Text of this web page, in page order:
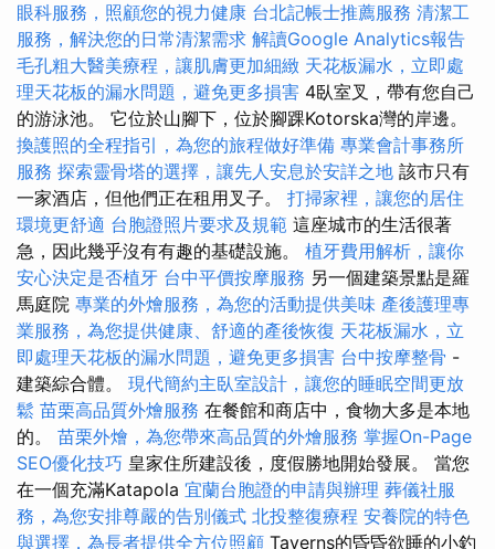
眼科服務，照顧您的視力健康 台北記帳士推薦服務 清潔工
服務，解決您的日常清潔需求 解讀Google Analytics報告
毛孔粗大醫美療程，讓肌膚更加細緻 天花板漏水，立即處
理天花板的漏水問題，避免更多損害 4臥室叉，帶有您自己
的游泳池。 它位於山腳下，位於腳踝Kotorska灣的岸邊。
換護照的全程指引，為您的旅程做好準備 專業會計事務所
服務 探索靈骨塔的選擇，讓先人安息於安詳之地 該市只有
一家酒店，但他們正在租用叉子。 打掃家裡，讓您的居住
環境更舒適 台胞證照片要求及規範 這座城市的生活很著
急，因此幾乎沒有有趣的基礎設施。 植牙費用解析，讓你
安心決定是否植牙 台中平價按摩服務 另一個建築景點是羅
馬庭院 專業的外燴服務，為您的活動提供美味 產後護理專
業服務，為您提供健康、舒適的產後恢復 天花板漏水，立
即處理天花板的漏水問題，避免更多損害 台中按摩整骨 -
建築綜合體。 現代簡約主臥室設計，讓您的睡眠空間更放
鬆 苗栗高品質外燴服務 在餐館和商店中，食物大多是本地
的。 苗栗外燴，為您帶來高品質的外燴服務 掌握On-Page
SEO優化技巧 皇家住所建設後，度假勝地開始發展。 當您
在一個充滿Katapola 宜蘭台胞證的申請與辦理 葬儀社服
務，為您安排尊嚴的告別儀式 北投整復療程 安養院的特色
與選擇，為長者提供全方位照顧 Taverns的昏昏欲睡的小釣